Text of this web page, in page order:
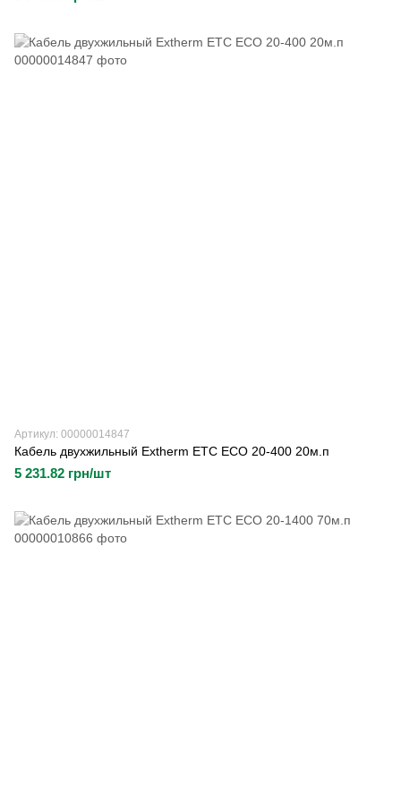
Артикул: 00000014847
Кабель двухжильный Extherm ETC ECO 20-400 20м.п
5 231.82 грн/шт